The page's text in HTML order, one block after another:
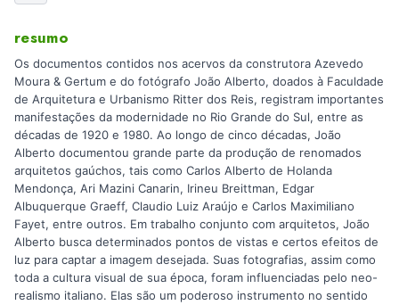
resumo
Os documentos contidos nos acervos da construtora Azevedo
Moura & Gertum e do fotógrafo João Alberto, doados à Faculdade
de Arquitetura e Urbanismo Ritter dos Reis, registram importantes
manifestações da modernidade no Rio Grande do Sul, entre as
décadas de 1920 e 1980. Ao longo de cinco décadas, João
Alberto documentou grande parte da produção de renomados
arquitetos gaúchos, tais como Carlos Alberto de Holanda
Mendonça, Ari Mazini Canarin, Irineu Breittman, Edgar
Albuquerque Graeff, Claudio Luiz Araújo e Carlos Maximiliano
Fayet, entre outros. Em trabalho conjunto com arquitetos, João
Alberto busca determinados pontos de vistas e certos efeitos de
luz para captar a imagem desejada. Suas fotografias, assim como
toda a cultura visual de sua época, foram influenciadas pelo neo-
realismo italiano. Elas são um poderoso instrumento no sentido